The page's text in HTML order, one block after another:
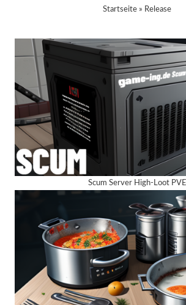
Startseite » Release
Scum Server High-Loot PVE